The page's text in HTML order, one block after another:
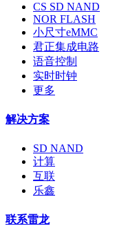
CS SD NAND
NOR FLASH
小尺寸eMMC
君正集成电路
语音控制
实时时钟
更多
解决方案
SD NAND
计算
互联
乐鑫
联系雷龙